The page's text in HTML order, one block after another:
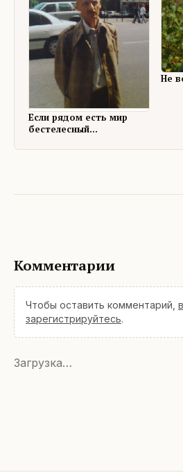
Если рядом есть мир
бестелесный...
Не
Комментарии
Чтобы оставить комментарий,
зарегистрируйтесь.
Загрузка…